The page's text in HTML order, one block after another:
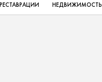
РЕСТАВРАЦИИ НЕДВИЖИМОСТЬ